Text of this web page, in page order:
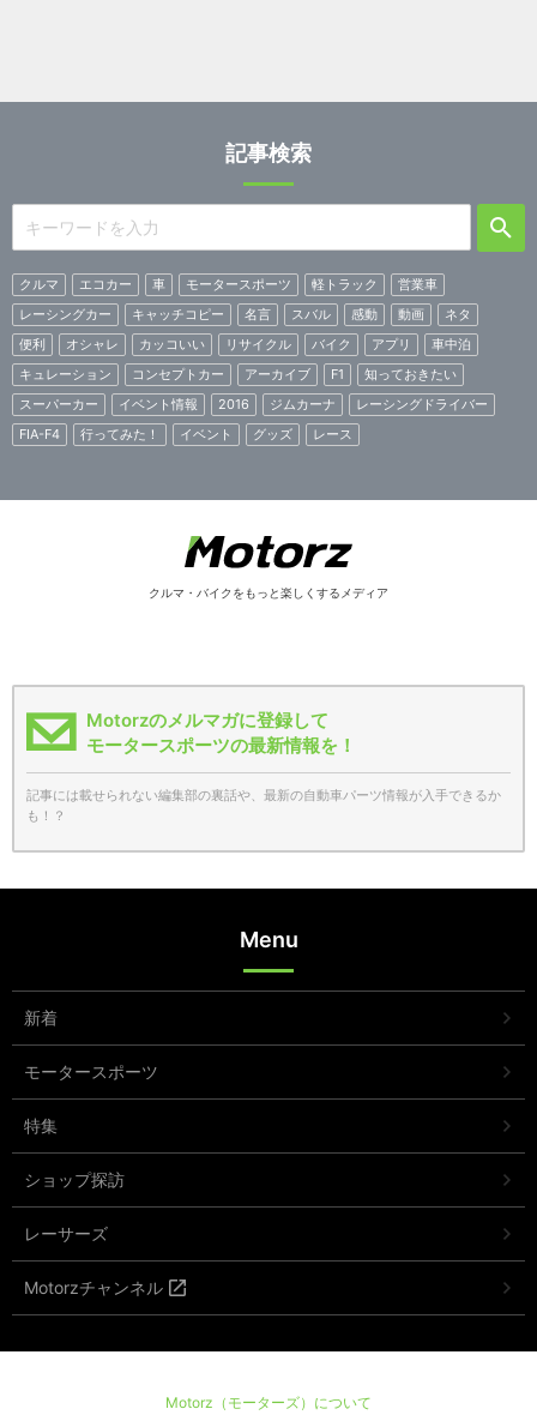
記事検索
クルマ エコカー 車 モータースポーツ 軽トラック
営業車
レーシングカー
キャッチコピー 名言 スバル 感動 動画
ネタ
便利
オシャレ カッコいい リサイクル バイク アプリ
車中泊
キュレーション
コンセプトカー アーカイブ F1
知っておきたい
スーパーカー
イベント情報 2016 ジムカーナ
レーシングドライバー
FIA-F4
行ってみた！ イベント グッズ レース
クルマ・バイクをもっと楽しくするメディア
Motorzのメルマガに登録して
モータースポーツの最新情報を！
記事には載せられない編集部の裏話や、最新の自動車パーツ情報が入手できるか
も！？
Menu
新着
モータースポーツ
特集
ショップ探訪
レーサーズ
Motorzチャンネル
Motorz（モーターズ）について